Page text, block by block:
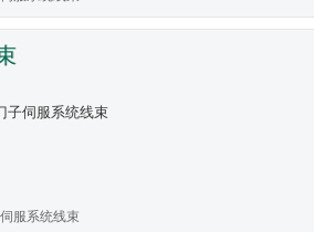
子伺服系统线束
服系统线束